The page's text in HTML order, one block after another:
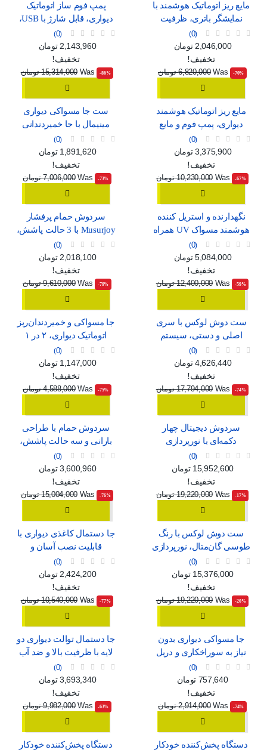
مایع ریز اتوماتیک هوشمند با
نمایشگر باتری، ظرفیت
420ml و استاندارد ضدآب
IPX5
0
قیمت عادی
قیمت
2,046,000 تومان
تخفیف!
‎-70%
Was 6,820,000 تومان
پمپ فوم ساز اتوماتیک
دیواری، قابل شارژ با USB،
طرح مینیمال سفید و آبی
0
قیمت عادی
قیمت
2,143,960 تومان
تخفیف!
‎-86%
Was 15,314,000 تومان
مایع ریز اتوماتیک هوشمند
دیواری، پمپ فوم و مایع
تنظیم
0
قیمت عادی
قیمت
3,375,900 تومان
تخفیف!
‎-67%
Was 10,230,000 تومان
ست جا مسواکی دیواری
مینیمال با جا خمیردندانی
اتوماتیک، لیوان آهنربایی و
دو کشو ارگانایزر
0
قیمت عادی
قیمت
1,891,620 تومان
تخفیف!
‎-73%
Was 7,006,000 تومان
نگهدارنده و استریل کننده
هوشمند مسواک UV همراه
با خشک‌کن و جای لیوان
0
قیمت عادی
قیمت
5,084,000 تومان
تخفیف!
‎-59%
Was 12,400,000 تومان
سردوش حمام پرفشار
Musurjoy با 3 حالت پاشش،
مدل گرد 15 سانتی‌متری
0
قیمت عادی
قیمت
2,018,100 تومان
تخفیف!
‎-79%
Was 9,610,000 تومان
ست دوش لوکس با سری
اصلی و دستی، سیستم
فشار قوی و شلنگ بلند
0
قیمت عادی
قیمت
4,626,440 تومان
تخفیف!
‎-74%
Was 17,794,000 تومان
جا مسواکی و خمیردندان‌ریز
اتوماتیک دیواری، ۲ در ۱
0
قیمت عادی
قیمت
1,147,000 تومان
تخفیف!
‎-75%
Was 4,588,000 تومان
سردوش دیجیتال چهار
دکمه‌ای با نورپردازی
محیطی و رنگ خاکستری
0
قیمت عادی
قیمت
15,952,600 تومان
تخفیف!
‎-17%
Was 19,220,000 تومان
سردوش حمام با طراحی
بارانی و سه حالت پاشش،
مناسب برای خانواده
0
قیمت عادی
قیمت
3,600,960 تومان
تخفیف!
‎-76%
Was 15,004,000 تومان
ست دوش لوکس با رنگ
طوسی گان‌متال، نورپردازی
محیطی و نمایشگر دیجیتال
0
قیمت عادی
قیمت
15,376,000 تومان
تخفیف!
‎-20%
Was 19,220,000 تومان
جا دستمال کاغذی دیواری با
قابلیت نصب آسان و
پنجره‌ی نمایش
0
قیمت عادی
قیمت
2,424,200 تومان
تخفیف!
‎-77%
Was 10,540,000 تومان
جا مسواکی دیواری بدون
نیاز به سوراخکاری و دریل
0
قیمت عادی
قیمت
757,640 تومان
تخفیف!
‎-74%
Was 2,914,000 تومان
جا دستمال توالت دیواری دو
لایه با ظرفیت بالا و ضد آب
0
قیمت عادی
قیمت
3,693,340 تومان
تخفیف!
‎-63%
Was 9,982,000 تومان
دستگاه پخش‌کننده خودکار
دستگاه پخش‌کننده خودکار